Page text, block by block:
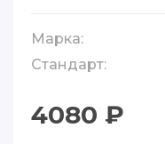
Марка:
Стандарт:
4080 ₽